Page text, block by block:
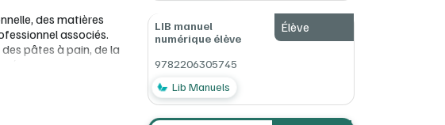
des matières
associés.
pâtes à pain, de la
professionnel.
Élève
LIB manuel
numérique élève
9782206305745
Lib Manuels